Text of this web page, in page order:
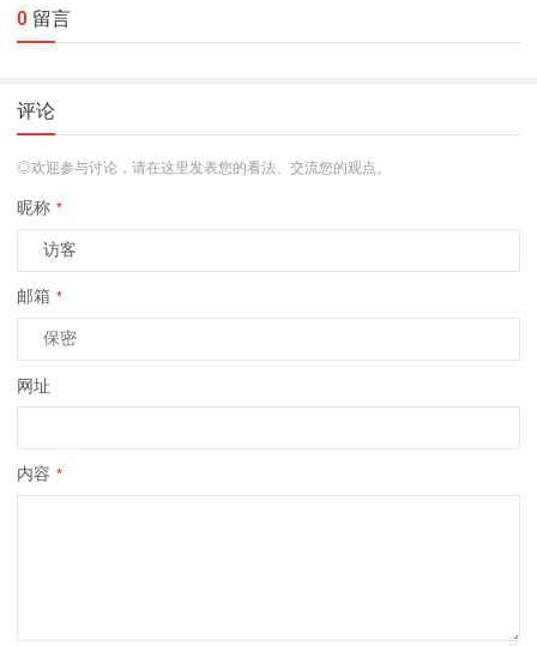
0 留言
评论
◎欢迎参与讨论，请在这里发表您的看法、交流您的观点。
昵称 *
邮箱 *
网址
内容 *